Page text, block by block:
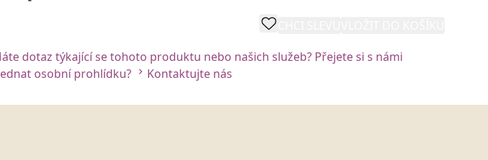
dotaz týkající se tohoto produktu nebo našich služeb? Přejete si s námi
osobní prohlídku?
Kontaktujte nás